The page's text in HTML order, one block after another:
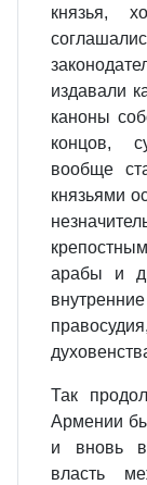
князья,
издавали
каноны
концов,
вообще
князьями
арабы и
Так
Армении
и вновь
власть